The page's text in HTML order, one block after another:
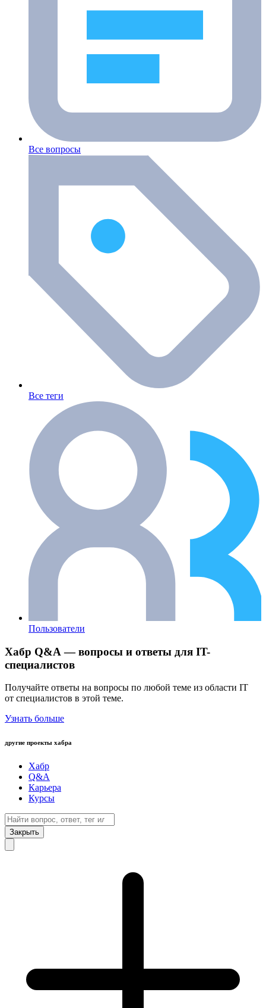
Все вопросы
Все теги
Пользователи
Хабр Q&A — вопросы и ответы для IT-
специалистов
Получайте ответы на вопросы по любой теме из области IT
от специалистов в этой теме.
Узнать больше
другие проекты хабра
Хабр
Q&A
Карьера
Курсы
Закрыть